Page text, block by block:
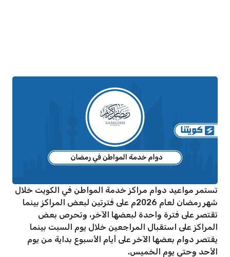
تستمر مواعيد دوام مراكز خدمة المواطن في الكويت خلال
شهر رمضان لعام 2026م على فترتين لبعض المراكز بينما
تقتصر على فترة واحدة لبعضها الآخر، وتحرص بعض
المراكز على استقبال المراجعين خلال يوم السبت بينما
يقتصر دوام بعضها الآخر على أيام الأسبوع بداية من يوم
الأحد وحتى يوم الخميس.